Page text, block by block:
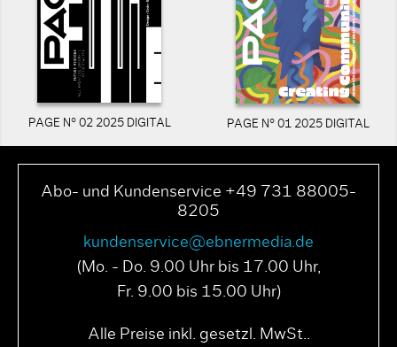
PAGE N° 02 2025 DIGITAL PAGE N° 01 2025 DIGITAL
Abo- und Kundenservice +49 731 88005-
8205
kundenservice@ebnermedia.de
(Mo. - Do. 9.00 Uhr bis 17.00 Uhr,
Fr. 9.00 bis 15.00 Uhr)
Alle Preise inkl. gesetzl. MwSt..